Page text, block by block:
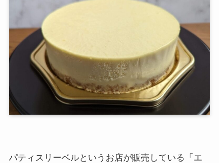
パティスリーベルというお店が販売している「エ